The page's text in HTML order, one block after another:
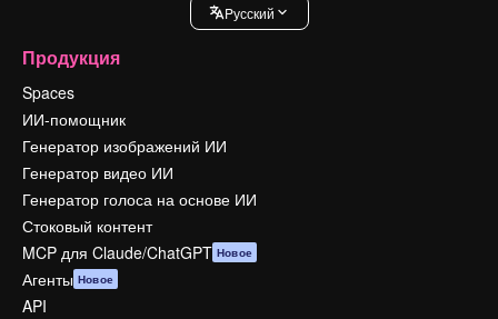
Pусский
Продукция
Spaces
ИИ-помощник
Генератор изображений ИИ
Генератор видео ИИ
Генератор голоса на основе ИИ
Стоковый контент
MCP для Claude/ChatGPT Новое
Агенты Новое
API